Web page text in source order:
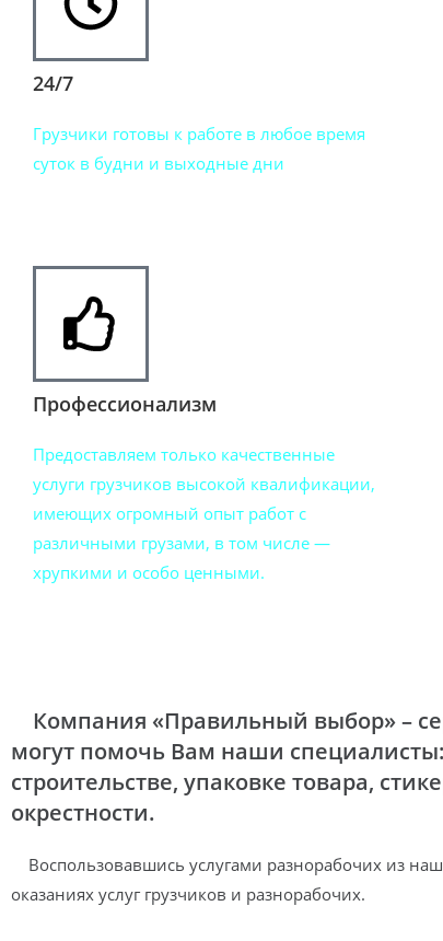
24/7
Грузчики готовы к работе в любое время
суток в будни и выходные дни
Профессионализм
Предоставляем только качественные
услуги грузчиков высокой квалификации,
имеющих огромный опыт работ с
различными грузами, в том числе —
хрупкими и особо ценными.
Компания «Правильный выбор» –
могут помочь Вам наши
строительстве, упаковке товара,
окрестности.
Воспользовавшись услугами разнорабочих из
оказаниях услуг грузчиков и разнорабочих.